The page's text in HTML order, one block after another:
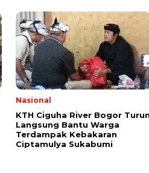
Nasional
KTH Ciguha River Bogor Turun
Langsung Bantu Warga
Terdampak Kebakaran
Ciptamulya Sukabumi